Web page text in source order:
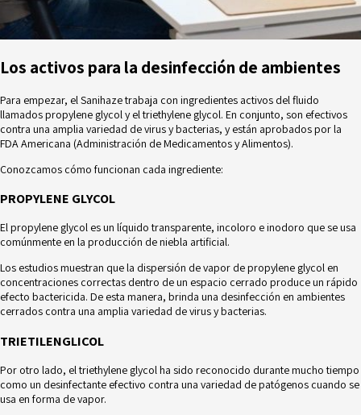
Los activos para la desinfección de ambientes
Para empezar, el Sanihaze trabaja con ingredientes activos del fluido
llamados propylene glycol y el triethylene glycol. En conjunto, son efectivos
contra una amplia variedad de virus y bacterias, y están aprobados por la
FDA Americana (Administración de Medicamentos y Alimentos).
Conozcamos cómo funcionan cada ingrediente:
PROPYLENE GLYCOL
El propylene glycol es un líquido transparente, incoloro e inodoro que se usa
comúnmente en la producción de niebla artificial.
Los estudios muestran que la dispersión de vapor de propylene glycol en
concentraciones correctas dentro de un espacio cerrado produce un rápido
efecto bactericida. De esta manera, brinda una desinfección en ambientes
cerrados contra una amplia variedad de virus y bacterias.
TRIETILENGLICOL
Por otro lado, el triethylene glycol ha sido reconocido durante mucho tiempo
como un desinfectante efectivo contra una variedad de patógenos cuando se
usa en forma de vapor.